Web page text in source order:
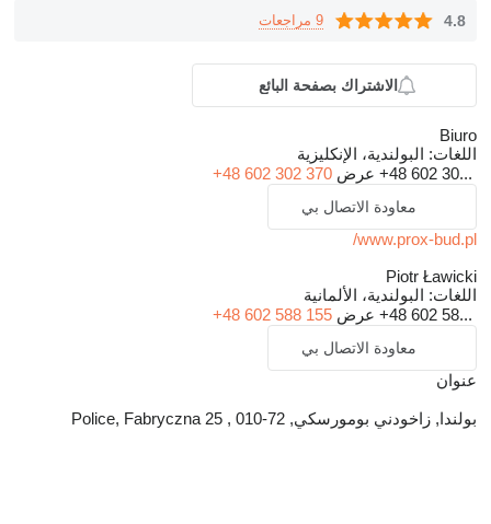
4.8 9 مراجعات
الاشتراك بصفحة البائع
Biuro
اللغات: البولندية، الإنكليزية
+48 602 30... عرض +48 602 302 370
معاودة الاتصال بي
www.prox-bud.pl/
Piotr Ławicki
اللغات: البولندية، الألمانية
+48 602 58... عرض +48 602 588 155
معاودة الاتصال بي
عنوان
بولندا, زاخودني بومورسكي, 72-010 , Police, Fabryczna 25